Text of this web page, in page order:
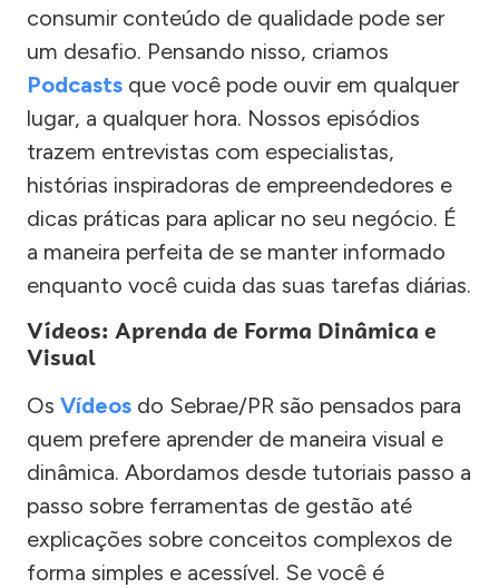
consumir conteúdo de qualidade pode ser
um desafio. Pensando nisso, criamos
Podcasts que você pode ouvir em qualquer
lugar, a qualquer hora. Nossos episódios
trazem entrevistas com especialistas,
histórias inspiradoras de empreendedores e
dicas práticas para aplicar no seu negócio. É
a maneira perfeita de se manter informado
enquanto você cuida das suas tarefas diárias.
Vídeos: Aprenda de Forma Dinâmica e
Visual
Os Vídeos do Sebrae/PR são pensados para
quem prefere aprender de maneira visual e
dinâmica. Abordamos desde tutoriais passo a
passo sobre ferramentas de gestão até
explicações sobre conceitos complexos de
forma simples e acessível. Se você é